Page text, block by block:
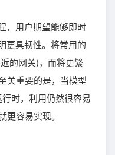
，用户期望能够即时
更具韧性。将常用的
的网关)，而将更繁
关重要的是，当模型
时，利用仍然很容易
更容易实现。